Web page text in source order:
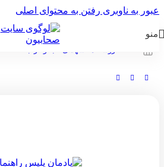
عبور به ناوبری رفتن به محتوای اصلی
منو